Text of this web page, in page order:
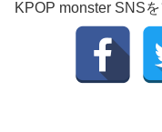
KPOP monster SNSを